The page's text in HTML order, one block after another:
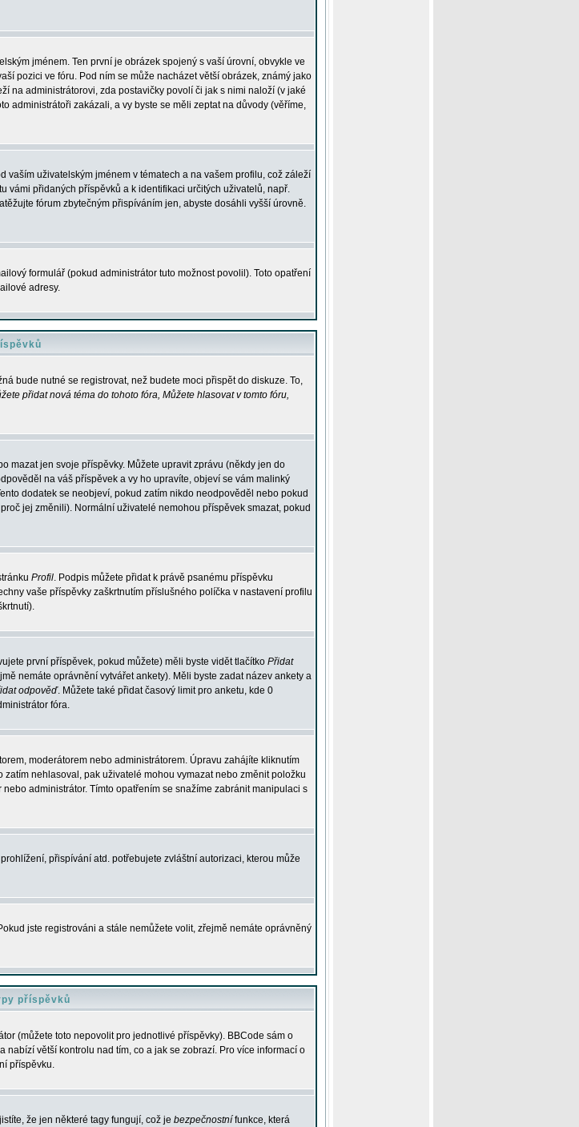
jménem. Ten první je obrázek spojený s vaší úrovní, obvykle ve
pozici ve fóru. Pod ním se může nacházet větší obrázek, známý jako
na administrátorovi, zda postavičky povolí či jak s nimi naloží (v jaké
administrátoři zakázali, a vy byste se měli zeptat na důvody (věříme,
uživatelským jménem v tématech a na vašem profilu, což záleží
vámi přidaných příspěvků a k identifikaci určitých uživatelů, např.
fórum zbytečným přispíváním jen, abyste dosáhli vyšší úrovně.
formulář (pokud administrátor tuto možnost povolil). Toto opatření
adresy.
bude nutné se registrovat, než budete moci přispět do diskuze. To,
přidat nová téma do tohoto fóra, Můžete hlasovat v tomto fóru,
mazat jen svoje příspěvky. Můžete upravit zprávu (někdy jen do
na váš příspěvek a vy ho upravíte, objeví se vám malinký
dodatek se neobjeví, pokud zatím nikdo neodpověděl nebo pokud
jej změnili). Normální uživatelé nemohou příspěvek smazat, pokud
Profil. Podpis můžete přidat k právě psanému příspěvku
vaše příspěvky zaškrtnutím příslušného políčka v nastavení profilu
první příspěvek, pokud můžete) měli byste vidět tlačítko Přidat
nemáte oprávnění vytvářet ankety). Měli byste zadat název ankety a
odpověď. Můžete také přidat časový limit pro anketu, kde 0
fóra.
moderátorem nebo administrátorem. Úpravu zahájíte kliknutím
nehlasoval, pak uživatelé mohou vymazat nebo změnit položku
administrátor. Tímto opatřením se snažíme zabránit manipulaci s
přispívání atd. potřebujete zvláštní autorizaci, kterou může
jste registrováni a stále nemůžete volit, zřejmě nemáte oprávněný
příspěvků
(můžete toto nepovolit pro jednotlivé příspěvky). BBCode sám o
větší kontrolu nad tím, co a jak se zobrazí. Pro více informací o
příspěvku.
že jen některé tagy fungují, což je bezpečnostní funkce, která